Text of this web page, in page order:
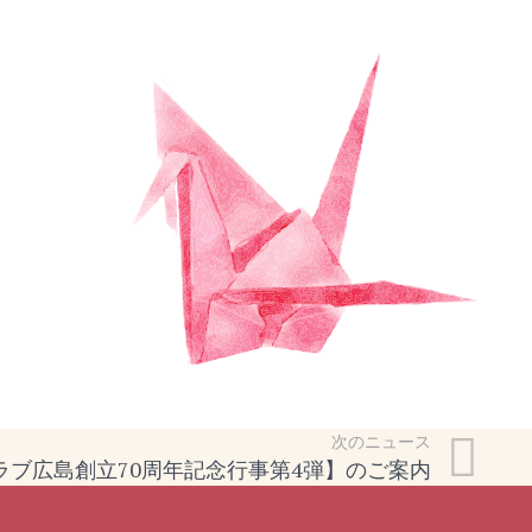
次のニュース
ブ広島創立70周年記念行事第4弾】のご案内